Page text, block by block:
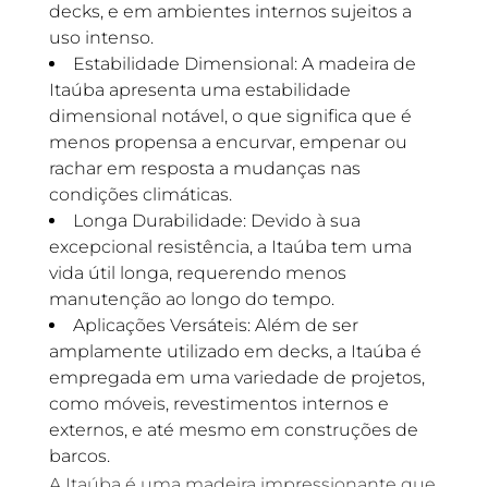
decks, e em ambientes internos sujeitos a
uso intenso.
Estabilidade Dimensional: A madeira de
Itaúba apresenta uma estabilidade
dimensional notável, o que significa que é
menos propensa a encurvar, empenar ou
rachar em resposta a mudanças nas
condições climáticas.
Longa Durabilidade: Devido à sua
excepcional resistência, a Itaúba tem uma
vida útil longa, requerendo menos
manutenção ao longo do tempo.
Aplicações Versáteis: Além de ser
amplamente utilizado em decks, a Itaúba é
empregada em uma variedade de projetos,
como móveis, revestimentos internos e
externos, e até mesmo em construções de
barcos.